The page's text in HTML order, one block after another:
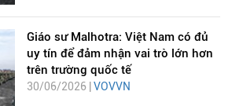
Giáo sư Malhotra: Việt Nam có đủ
uy tín để đảm nhận vai trò lớn hơn
trên trường quốc tế
30/06/2026 | VOVVN